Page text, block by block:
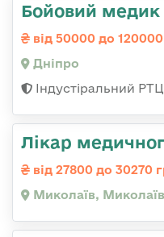
Бойовий медик
від 50000 до
Дніпро
Індустіральний
Лікар
від 27800 до 30270
Миколаїв,